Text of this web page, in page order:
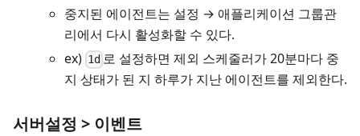
중지된 에이전트는 설정 → 애플리케이션 그룹관
리에서 다시 활성화할 수 있다.
ex) 1d 로 설정하면 제외 스케줄러가 20분마다 중
지 상태가 된 지 하루가 지난 에이전트를 제외한다.
서버설정 > 이벤트